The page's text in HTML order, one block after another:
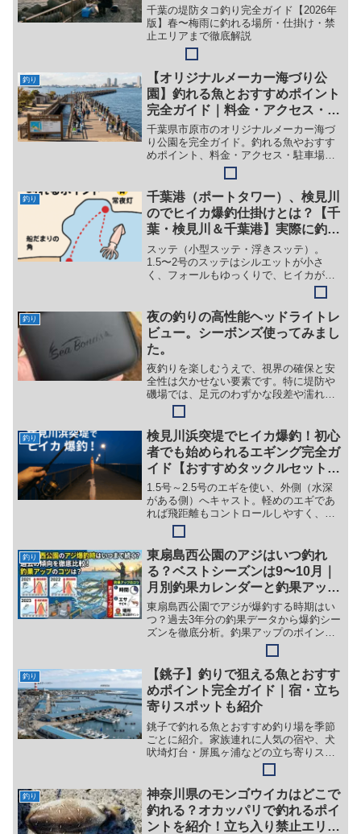
底解説
千葉の堤防タコ釣り完全ガイド【2026年
版】春〜梅雨に釣れる場所・仕掛け・禁
止エリアまで徹底解説
釣り
【オリジナルメーカー海づり公
園】釣れる魚とおすすめポイント
完全ガイド｜料金・アクセス・レ
ンタルも紹介
千葉県市原市のオリジナルメーカー海づ
り公園を完全ガイド。釣れる魚やおすす
めポイント、料金・アクセス・駐車場・
レンタル情報まで紹介。手ぶらでOK、家
族連れや初心者の釣りデビューにも最適
な海釣り公園です。
釣り
千葉港（ポートタワー）、検見川
のでヒイカ爆釣仕掛けとは？【千
葉・検見川＆千葉港】実際に釣れ
たヒイカ仕掛けを徹底解説｜初心
者でも再現できるエギング攻略」
千葉港（ポートタワー）、検見川
スッテ（小型スッテ・浮きスッテ）。
1.5〜2号のスッテはシルエットが小さ
く、フォールもゆっくりで、ヒイカが抱
きやすい。さらに波動が自然なので、活
性が低い日でも強い。ダイソーエギを使
う場合でも、スッテを先に付けた2段仕掛
け にすれば、抱きが劇的に増え、釣果ア
ップにつながります。
釣り
夜の釣りの高性能ヘッドライトレ
ビュー。シーボンズ使ってみまし
た。
夜釣りを楽しむうえで、視界の確保と安
全性は欠かせない要素です。特に堤防や
磯場では、足元のわずかな段差や濡れた
岩肌が思わぬ事故につながることもあり
ます。そのため、信頼できるライトの存
在は釣果にも安全にも大きく影響しま
す。最近、釣り人の間で注目...
釣り
検見川浜突堤でヒイカ爆釣！初心
者でも始められるエギング完全ガ
イド【おすすめタックルセット紹
介】
1.5号～2.5号のエギを使い、外側（水深
がある側）へキャスト。軽めのエギであ
れば飛距離もコントロールしやすく、安
全性も高い。
釣り
東扇島西公園のアジはいつ釣れ
る？ベストシーズンは9〜10月｜
月別釣果カレンダーと釣果アップ
のコツ【2026年版】
東扇島西公園でアジが爆釣する時期はい
つ？過去3年分の釣果データから爆釣シー
ズンを徹底分析。釣果アップのポイント
（時間帯・エサ・仕掛け）も合わせて紹
釣り
【銚子】釣りで狙える魚とおすす
めポイント完全ガイド｜宿・立ち
寄りスポットも紹介
銚子で釣れる魚とおすすめ釣り場を季節
ごとに紹介。家族連れに人気の宿や、犬
吠埼灯台・屏風ヶ浦などの立ち寄りスポ
ットもまとめました。釣りと観光を楽し
む週末旅の計画にどうぞ。
釣り
神奈川県のモンゴウイカはどこで
釣れる？オカッパリで釣れるポイ
ントを紹介！立ち入り禁止エリア